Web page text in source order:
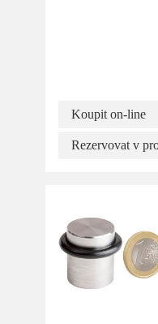
Koupit on-line
Rezervovat v